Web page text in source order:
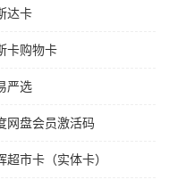
达卡
卡购物卡
严选
网盘会员激活码
市卡（实体卡）